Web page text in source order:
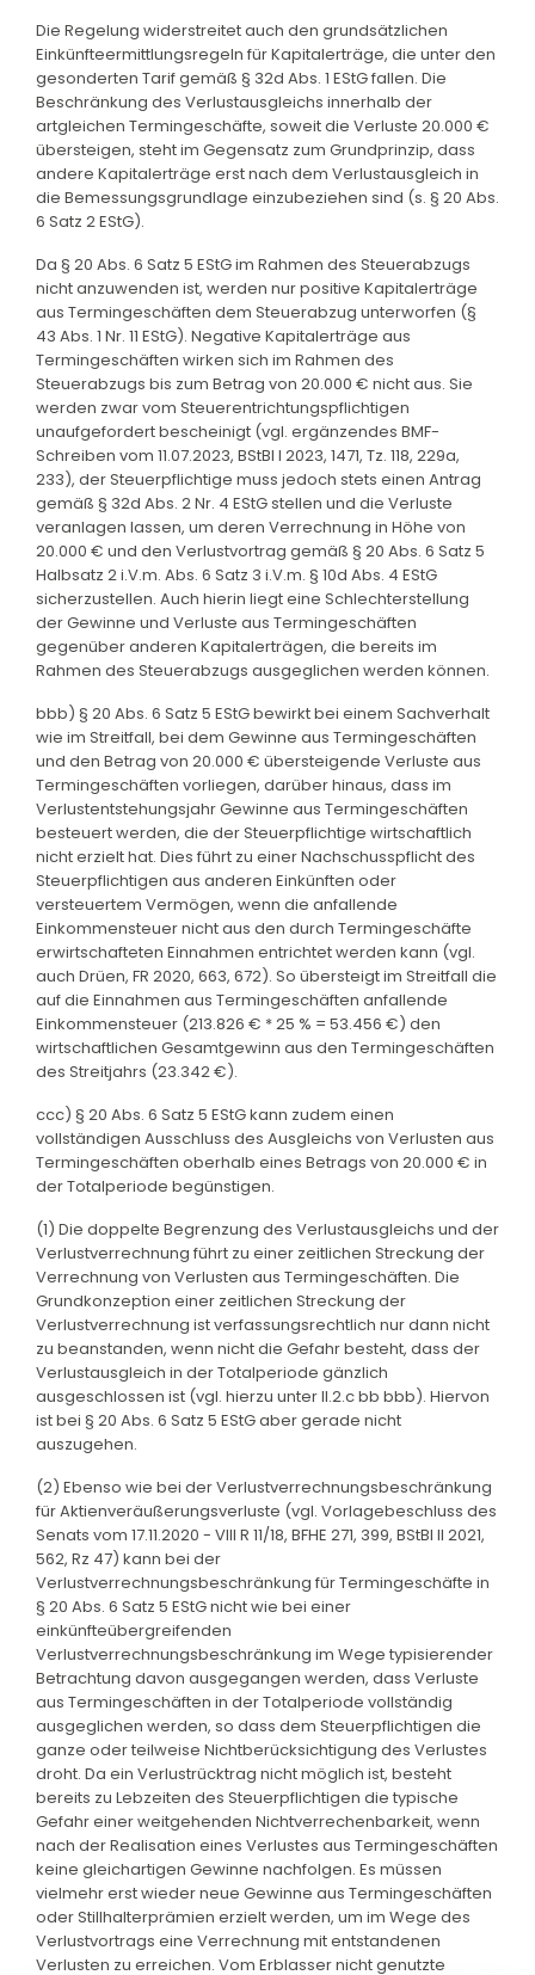
Die Regelung widerstreitet auch den grundsätzlichen
Einkünfteermittlungsregeln für Kapitalerträge, die unter den
gesonderten Tarif gemäß § 32d Abs. 1 EStG fallen. Die
Beschränkung des Verlustausgleichs innerhalb der
artgleichen Termingeschäfte, soweit die Verluste 20.000 €
übersteigen, steht im Gegensatz zum Grundprinzip, dass
andere Kapitalerträge erst nach dem Verlustausgleich in
die Bemessungsgrundlage einzubeziehen sind (s. § 20 Abs.
6 Satz 2 EStG).
Da § 20 Abs. 6 Satz 5 EStG im Rahmen des Steuerabzugs
nicht anzuwenden ist, werden nur positive Kapitalerträge
aus Termingeschäften dem Steuerabzug unterworfen (§
43 Abs. 1 Nr. 11 EStG). Negative Kapitalerträge aus
Termingeschäften wirken sich im Rahmen des
Steuerabzugs bis zum Betrag von 20.000 € nicht aus. Sie
werden zwar vom Steuerentrichtungspflichtigen
unaufgefordert bescheinigt (vgl. ergänzendes BMF-
Schreiben vom 11.07.2023, BStBl I 2023, 1471, Tz. 118, 229a,
233), der Steuerpflichtige muss jedoch stets einen Antrag
gemäß § 32d Abs. 2 Nr. 4 EStG stellen und die Verluste
veranlagen lassen, um deren Verrechnung in Höhe von
20.000 € und den Verlustvortrag gemäß § 20 Abs. 6 Satz 5
Halbsatz 2 i.V.m. Abs. 6 Satz 3 i.V.m. § 10d Abs. 4 EStG
sicherzustellen. Auch hierin liegt eine Schlechterstellung
der Gewinne und Verluste aus Termingeschäften
gegenüber anderen Kapitalerträgen, die bereits im
Rahmen des Steuerabzugs ausgeglichen werden können.
bbb) § 20 Abs. 6 Satz 5 EStG bewirkt bei einem Sachverhalt
wie im Streitfall, bei dem Gewinne aus Termingeschäften
und den Betrag von 20.000 € übersteigende Verluste aus
Termingeschäften vorliegen, darüber hinaus, dass im
Verlustentstehungsjahr Gewinne aus Termingeschäften
besteuert werden, die der Steuerpflichtige wirtschaftlich
nicht erzielt hat. Dies führt zu einer Nachschusspflicht des
Steuerpflichtigen aus anderen Einkünften oder
versteuertem Vermögen, wenn die anfallende
Einkommensteuer nicht aus den durch Termingeschäfte
erwirtschafteten Einnahmen entrichtet werden kann (vgl.
auch Drüen, FR 2020, 663, 672). So übersteigt im Streitfall die
auf die Einnahmen aus Termingeschäften anfallende
Einkommensteuer (213.826 € * 25 % = 53.456 €) den
wirtschaftlichen Gesamtgewinn aus den Termingeschäften
des Streitjahrs (23.342 €).
ccc) § 20 Abs. 6 Satz 5 EStG kann zudem einen
vollständigen Ausschluss des Ausgleichs von Verlusten aus
Termingeschäften oberhalb eines Betrags von 20.000 € in
der Totalperiode begünstigen.
(1) Die doppelte Begrenzung des Verlustausgleichs und der
Verlustverrechnung führt zu einer zeitlichen Streckung der
Verrechnung von Verlusten aus Termingeschäften. Die
Grundkonzeption einer zeitlichen Streckung der
Verlustverrechnung ist verfassungsrechtlich nur dann nicht
zu beanstanden, wenn nicht die Gefahr besteht, dass der
Verlustausgleich in der Totalperiode gänzlich
ausgeschlossen ist (vgl. hierzu unter II.2.c bb bbb). Hiervon
ist bei § 20 Abs. 6 Satz 5 EStG aber gerade nicht
auszugehen.
(2) Ebenso wie bei der Verlustverrechnungsbeschränkung
für Aktienveräußerungsverluste (vgl. Vorlagebeschluss des
Senats vom 17.11.2020 - VIII R 11/18, BFHE 271, 399, BStBl II 2021,
562, Rz 47) kann bei der
Verlustverrechnungsbeschränkung für Termingeschäfte in
§ 20 Abs. 6 Satz 5 EStG nicht wie bei einer
einkünfteübergreifenden
Verlustverrechnungsbeschränkung im Wege typisierender
Betrachtung davon ausgegangen werden, dass Verluste
aus Termingeschäften in der Totalperiode vollständig
ausgeglichen werden, so dass dem Steuerpflichtigen die
ganze oder teilweise Nichtberücksichtigung des Verlustes
droht. Da ein Verlustrücktrag nicht möglich ist, besteht
bereits zu Lebzeiten des Steuerpflichtigen die typische
Gefahr einer weitgehenden Nichtverrechenbarkeit, wenn
nach der Realisation eines Verlustes aus Termingeschäften
keine gleichartigen Gewinne nachfolgen. Es müssen
vielmehr erst wieder neue Gewinne aus Termingeschäften
oder Stillhalterprämien erzielt werden, um im Wege des
Verlustvortrags eine Verrechnung mit entstandenen
Verlusten zu erreichen. Vom Erblasser nicht genutzte